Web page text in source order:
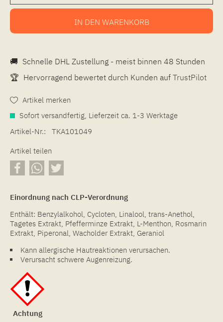
IN DEN WARENKORB
🚚 Schnelle DHL Zustellung - meist binnen 48 Stunden
🏆 Hervorragend bewertet durch Kunden auf TrustPilot
Artikel merken
Sofort versandfertig, Lieferzeit ca. 1-3 Werktage
Artikel-Nr.:
TKA101049
Artikel teilen
Einordnung nach CLP-Verordnung
Enthält: Benzylalkohol, Cycloten, Linalool, trans-Anethol,
Tagetes Extrakt, Pfefferminze Extrakt, L-Menthon, Rosmarin
Extrakt, Piperonal, Wacholder Extrakt, Geraniol
Kann allergische Hautreaktionen verursachen.
Verursacht schwere Augenreizung.
Achtung